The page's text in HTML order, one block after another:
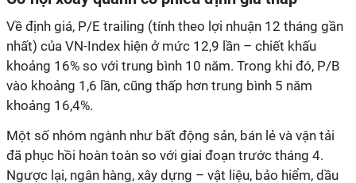
Về định giá, P/E trailing (tính theo lợi nhuận 12 tháng gần
nhất) của VN-Index hiện ở mức 12,9 lần – chiết khấu
khoảng 16% so với trung bình 10 năm. Trong khi đó, P/B
vào khoảng 1,6 lần, cũng thấp hơn trung bình 5 năm
khoảng 16,4%.
Một số nhóm ngành như bất động sản, bán lẻ và vận tải
đã phục hồi hoàn toàn so với giai đoạn trước tháng 4.
Ngược lại, ngân hàng, xây dựng – vật liệu, bảo hiểm, dầu